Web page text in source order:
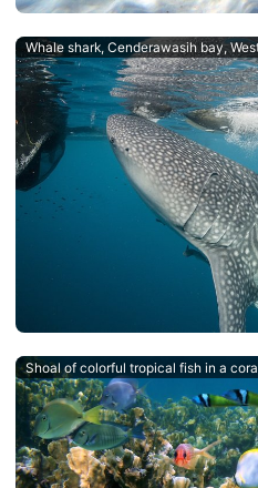
Whale shark, Cenderawasih bay,
Shoal of colorful tropical fish in a